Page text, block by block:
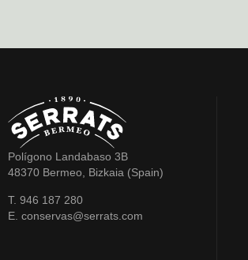
Polígono Landabaso 3B
48370 Bermeo, Bizkaia (Spain)
T. 946 187 280
E. conservas@serrats.com